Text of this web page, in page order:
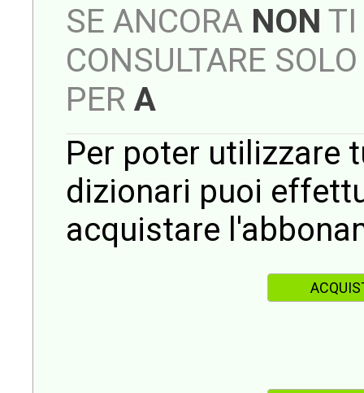
SE ANCORA NON TI
CONSULTARE
PER A
Per poter utilizzare
dizionari puoi
acquistare